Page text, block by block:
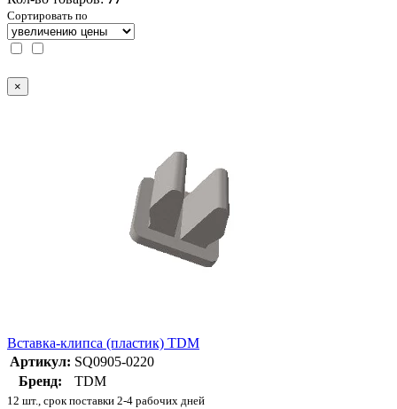
Сортировать по
×
Вставка-клипса (пластик) TDM
Артикул: SQ0905-0220
Бренд:
TDM
12 шт., срок поставки 2-4 рабочих дней